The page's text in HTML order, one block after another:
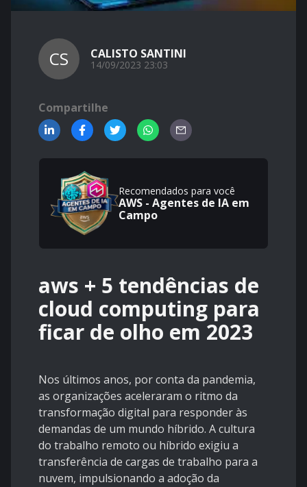
CS CALISTO SANTINI
14/09/2023 23:03
Compartilhe
Recomendados para você
AWS - Agentes de IA em
Campo
aws + 5 tendências de
cloud computing para
ficar de olho em 2023
Nos últimos anos, por conta da pandemia,
as organizações aceleraram o ritmo da
transformação digital para responder às
demandas de um mundo híbrido. A cultura
do trabalho remoto ou híbrido exigiu a
transferência de cargas de trabalho para a
nuvem, impulsionando a adoção da